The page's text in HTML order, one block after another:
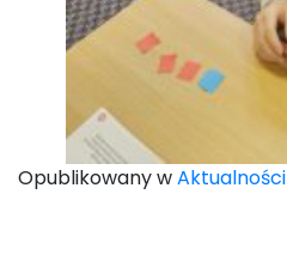
Opublikowany wAktualności